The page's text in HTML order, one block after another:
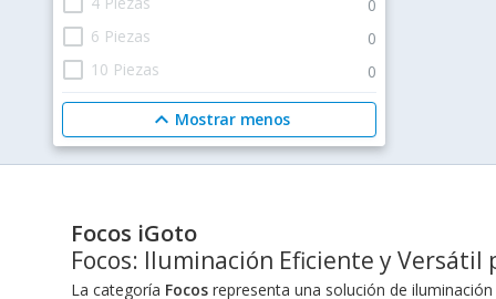
0
check_box_outline_blank 6 Piezas 0
check_box_outline_blank 10 Piezas 0
expand_less Mostrar menos
Focos iGoto
Focos: Iluminación Eficiente y Versátil
La categoría Focosrepresenta una solución de